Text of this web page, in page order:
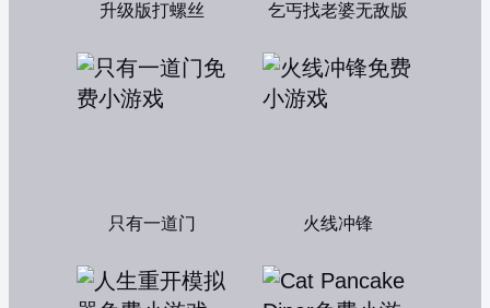
升级版打螺丝 乞丐找老婆无敌版
只有一道门 火线冲锋